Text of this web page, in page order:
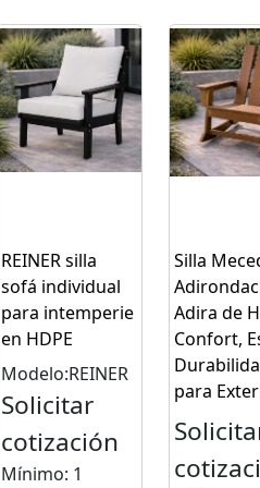
REINER silla
sofá individual
para intemperie
en HDPE
Modelo:REINER
Solicitar
cotización
Mínimo: 1
Silla
Adira de
Confort,
para